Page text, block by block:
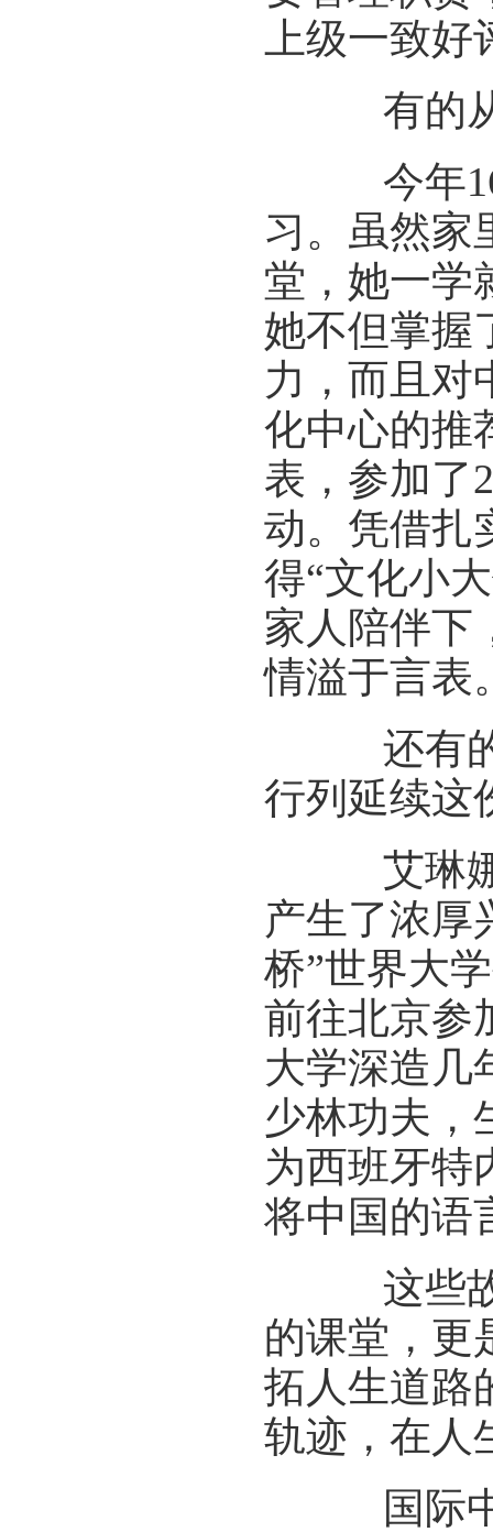
上级一致
有的从
今年16
习。虽然家
堂，她一学
她不但掌握
力，而且对
化中心的推
表，参加了
动。凭借扎
得“文化小
家人陪伴下
情溢于言表
还有的
行列延续
艾琳娜
产生了浓厚
桥”世界大
前往北京参
大学深造几
少林功夫，
为西班牙特
将中国的语
这些故
的课堂，更
拓人生道路
轨迹，在人
国际中